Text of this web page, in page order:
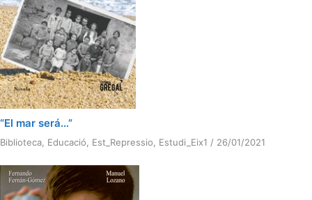
“El mar será…”
Biblioteca Educació Est_Repressio Estudi_Eix1 / 26/01/2021